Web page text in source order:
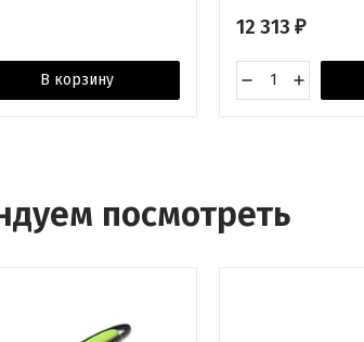
В корзину
12 313 ₽
посмотреть